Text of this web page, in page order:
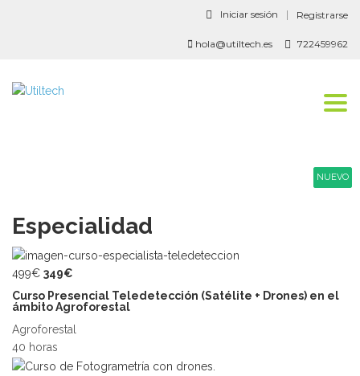
Iniciar sesión Registrarse
722459962
hola@utiltech.es
Especialidad
NUEVO
499€ 349€
Curso Presencial Teledetección (Satélite + Drones) en el
ámbito Agroforestal
Agroforestal
40 horas
NUEVO